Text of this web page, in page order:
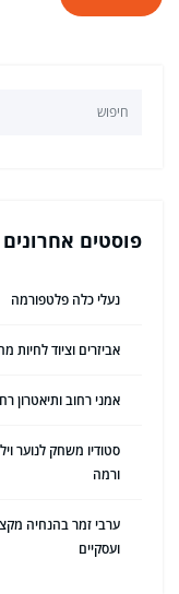
פוסטים אחרונים
נעלי כלה פלטפורמה
אביזרים וציוד לחיות
אמני רחוב ותיאטרון
סטודיו משחק לנוער
ורמה
ערבי זמר בהנחיה
ועסקיים